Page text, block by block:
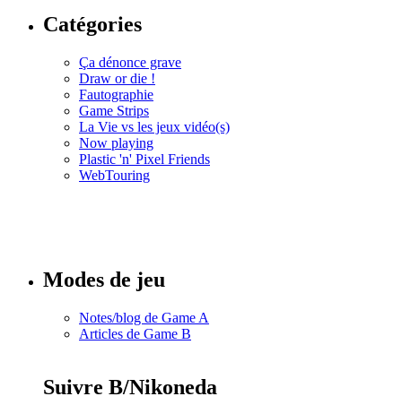
Catégories
Ça dénonce grave
Draw or die !
Fautographie
Game Strips
La Vie vs les jeux vidéo(s)
Now playing
Plastic 'n' Pixel Friends
WebTouring
Modes de jeu
Notes/blog de Game A
Articles de Game B
Suivre B/Nikoneda